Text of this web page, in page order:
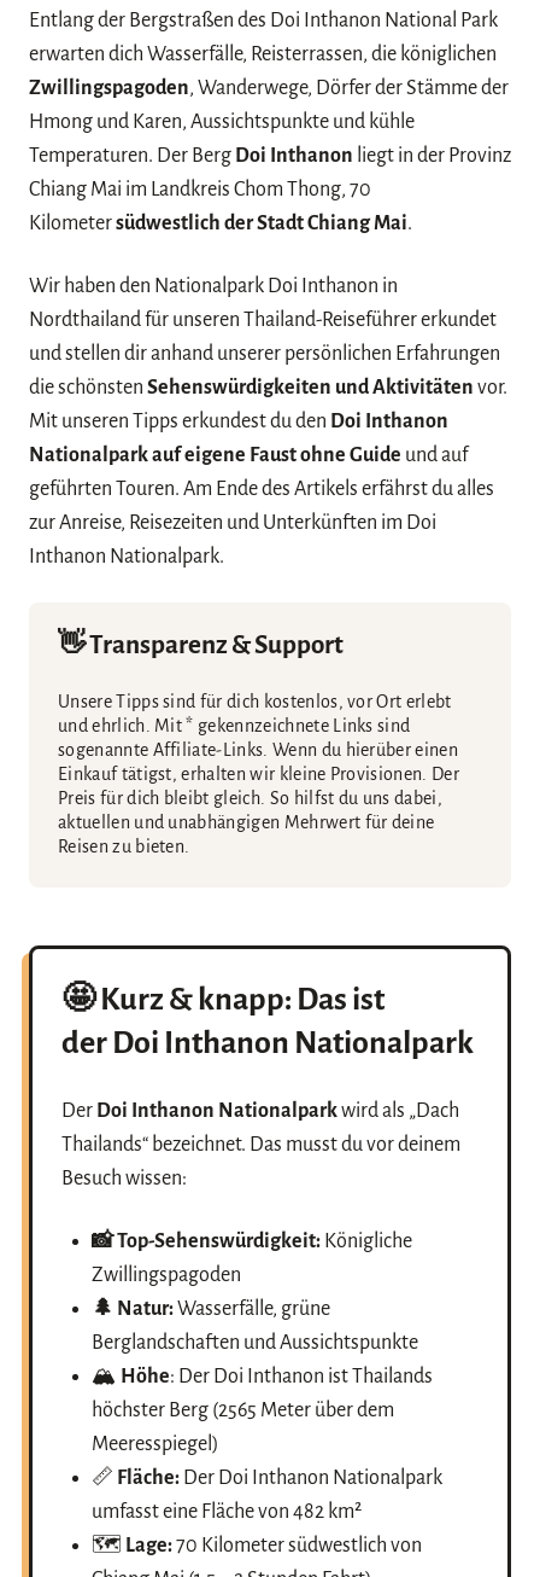
Entlang der Bergstraßen des Doi Inthanon National Park
erwarten dich Wasserfälle, Reisterrassen, die königlichen
Zwillingspagoden, Wanderwege, Dörfer der Stämme der
Hmong und Karen, Aussichtspunkte und kühle
Temperaturen. Der Berg Doi Inthanon liegt in der Provinz
Chiang Mai im Landkreis Chom Thong, 70
Kilometersüdwestlich der Stadt Chiang Mai.
Wir haben den Nationalpark Doi Inthanon in
Nordthailand für unseren Thailand-Reiseführer erkundet
und stellen dir anhand unserer persönlichen Erfahrungen
die schönsten Sehenswürdigkeiten und Aktivitäten vor.
Mit unseren Tipps erkundest du den Doi Inthanon
Nationalpark auf eigene Faust ohne Guide und auf
geführten Touren. Am Ende des Artikels erfährst du alles
zur Anreise, Reisezeiten und Unterkünften im Doi
Inthanon Nationalpark.
👋 Transparenz & Support
Unsere Tipps sind für dich kostenlos, vor Ort erlebt
und ehrlich. Mit * gekennzeichnete Links sind
sogenannte Affiliate-Links. Wenn du hierüber einen
Einkauf tätigst, erhalten wir kleine Provisionen. Der
Preis für dich bleibt gleich. So hilfst du uns dabei,
aktuellen und unabhängigen Mehrwert für deine
Reisen zu bieten.
🤩 Kurz & knapp: Das ist
der Doi Inthanon Nationalpark
Der Doi Inthanon Nationalparkwird als „Dach
Thailands“ bezeichnet. Das musst du vor deinem
Besuch wissen:
📸 Top-Sehenswürdigkeit: Königliche
Zwillingspagoden
🌲 Natur:Wasserfälle, grüne
Berglandschaften und Aussichtspunkte
🏔️ Höhe: Der Doi Inthanon ist Thailands
höchster Berg (2565 Meter über dem
Meeresspiegel)
📏 Fläche: Der Doi Inthanon Nationalpark
umfasst eine Fläche von 482 km²
🗺️ Lage:70 Kilometer südwestlich von